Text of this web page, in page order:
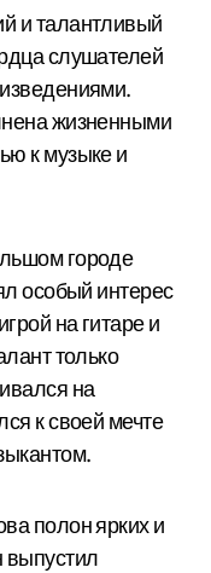
и талантливый
слушателей
жизненными
к музыке и
городе
особый интерес
на гитаре и
только
на
к своей мечте
полон ярких и